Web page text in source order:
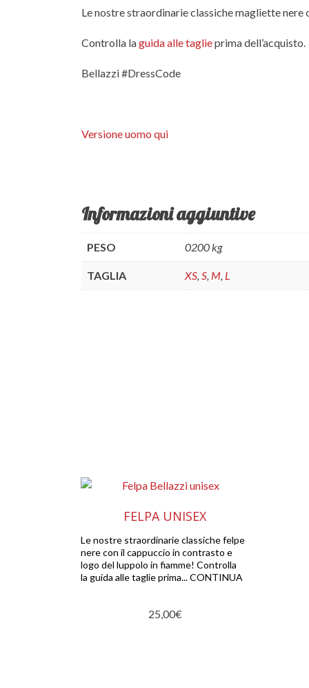
Le nostre straordinarie classiche magliette
Controlla laguida alle taglieprima dell’acquisto.
Bellazzi #DressCode
Versione uomo qui
Informazioni aggiuntive
PESO 0200 kg
TAGLIA XS, S, M, L
FELPA UNISEX
Le nostre straordinarie classiche felpe
nere con il cappuccio in contrasto e
logo del luppolo in fiamme! Controlla
la guida alle taglie prima... CONTINUA
25,00€